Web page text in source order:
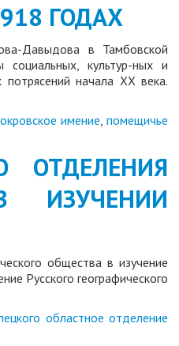
ГОДАХ
Давыдова в Тамбовской
социальных, культур-ных и
потрясений начала ХХ века.
имение,помещичье
ОТДЕЛЕНИЯ
ИЗУЧЕНИИ
общества в изучение
Русского географического
областное отделение